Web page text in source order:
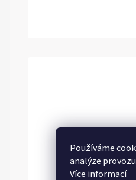
Používáme
analýze
Více informací